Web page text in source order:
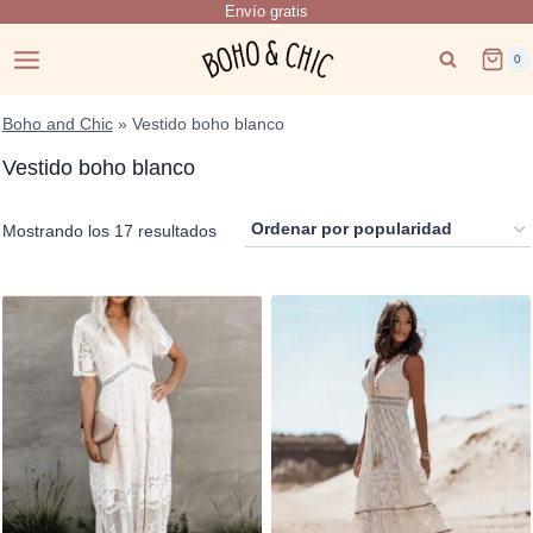
contenido
Envío gratis
0
Boho and Chic» Vestido boho blanco
Vestido boho blanco
Mostrando los 17 resultadosOrdenado
popularidad